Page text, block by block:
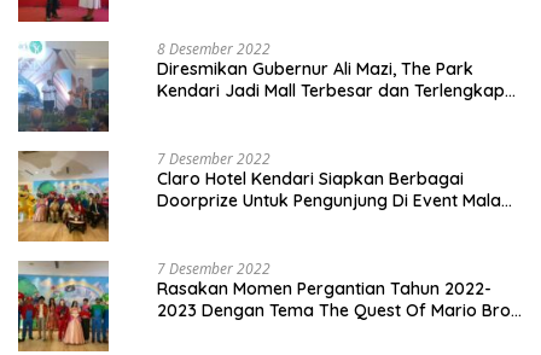
8 Desember 2022
Diresmikan Gubernur Ali Mazi, The Park
Kendari Jadi Mall Terbesar dan Terlengkap
7 Desember 2022
Claro Hotel Kendari Siapkan Berbagai
Doorprize Untuk Pengunjung Di Event Malam
7 Desember 2022
Rasakan Momen Pergantian Tahun 2022-
2023 Dengan Tema The Quest Of Mario Bros